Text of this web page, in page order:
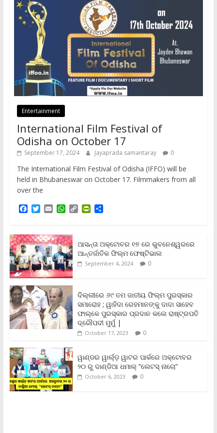
Entertainment
International Film Festival of
Odisha on October 17
September 17, 2024 Jayaprada samantaray 0
The International Film Festival of Odisha (IFFO) will be
held in Bhubaneswar on October 17. Filmmakers from all
over the
F
e
b
o
o
k
T
t
t
e
r
E
i
l
W
t
s
A
p
p
C
L
i
n
k
P
t
F
r
i
d
l
y
S
e
ଆସନ୍ତା ଅକ୍ଟୋବର ୧୭ ରେ ଭୁବନେଶ୍ୱରରେ
ଆନ୍ତର୍ଜାତିକ ଫିଲ୍ମ ଫେଷ୍ଟିଭାଲ
September 4, 2024 0
ଦିଲ୍ଲୀରେ ୬୯ ତମ ଜାତୀୟ ଫିଲ୍ମ ପୁରସ୍କାର
ସମାରୋହ ; ୱାହିଦା ରେହମାନଙ୍କୁ ଦାଦା ସାହେବ
ଫାଲ୍‌କେ ପୁରସ୍କାର ପ୍ରଦାନ କଲେ ରାଷ୍ଟ୍ରପତି
ଦ୍ରୌପଦୀ ମୁର୍ମୁ |
October 17, 2023 0
ୱାଣ୍ଡର ୱାର୍ଲ୍‌ଡ଼ ୱାଟର ପାର୍କରେ ଅକ୍ଟୋବର
୨୦ ରୁ ଦାଣ୍ଡିଆ ଧମାଲ୍ “ଲେଟସ୍ ନାଚୋ”
October 6, 2023 0